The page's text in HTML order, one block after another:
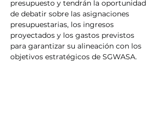
presupuesto y tendrán la oportunidad
de debatir sobre las asignaciones
presupuestarias, los ingresos
proyectados y los gastos previstos
para garantizar su alineación con los
objetivos estratégicos de SGWASA.